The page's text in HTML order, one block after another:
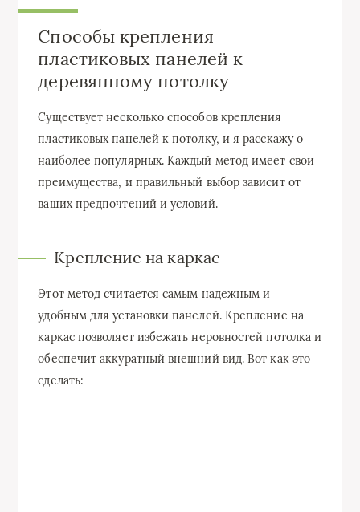
Способы крепления
пластиковых панелей к
деревянному потолку
Существует несколько способов крепления
пластиковых панелей к потолку, и я расскажу о
наиболее популярных. Каждый метод имеет свои
преимущества, и правильный выбор зависит от
ваших предпочтений и условий.
Крепление на каркас
Этот метод считается самым надежным и
удобным для установки панелей. Крепление на
каркас позволяет избежать неровностей потолка и
обеспечит аккуратный внешний вид. Вот как это
сделать: